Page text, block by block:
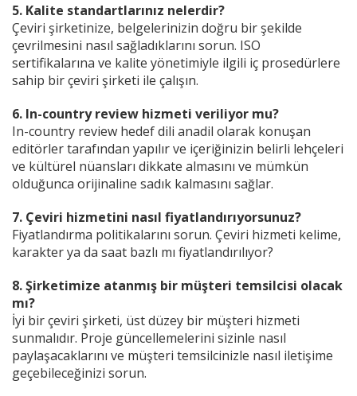
5. Kalite standartlarınız nelerdir?
Çeviri şirketinize, belgelerinizin doğru bir şekilde
çevrilmesini nasıl sağladıklarını sorun. ISO
sertifikalarına ve kalite yönetimiyle ilgili iç prosedürlere
sahip bir çeviri şirketi ile çalışın.
6. In-country review hizmeti veriliyor mu?
In-country review hedef dili anadil olarak konuşan
editörler tarafından yapılır ve içeriğinizin belirli lehçeleri
ve kültürel nüansları dikkate almasını ve mümkün
olduğunca orijinaline sadık kalmasını sağlar.
7. Çeviri hizmetini nasıl fiyatlandırıyorsunuz?
Fiyatlandırma politikalarını sorun. Çeviri hizmeti kelime,
karakter ya da saat bazlı mı fiyatlandırılıyor?
8. Şirketimize atanmış bir müşteri temsilcisi olacak
mı?
İyi bir çeviri şirketi, üst düzey bir müşteri hizmeti
sunmalıdır. Proje güncellemelerini sizinle nasıl
paylaşacaklarını ve müşteri temsilcinizle nasıl iletişime
geçebileceğinizi sorun.